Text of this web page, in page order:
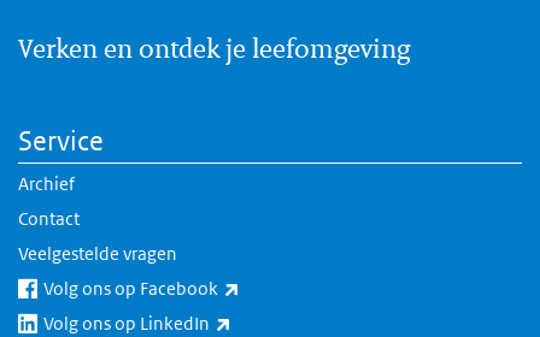
Verken en ontdek je leefomgeving
Service
Archief
Contact
Veelgestelde vragen
Volg ons op Facebook
Volg ons op LinkedIn